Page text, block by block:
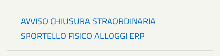
AVVISO CHIUSURA STRAORDINARIA
SPORTELLO FISICO ALLOGGI ERP